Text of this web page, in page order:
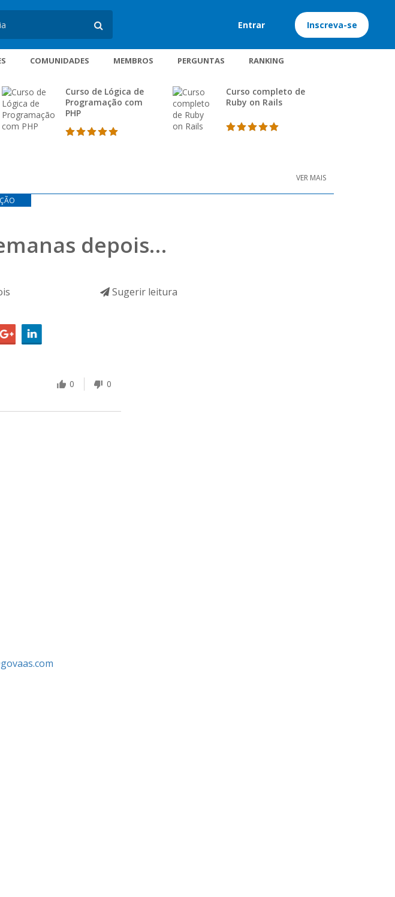
Entrar Inscreva-se
COMUNIDADES MEMBROS PERGUNTAS RANKING
Curso de Lógica de
Programação com
PHP
Curso completo de
Ruby on Rails
VER MAIS
depois…
Sugerir leitura
0 0